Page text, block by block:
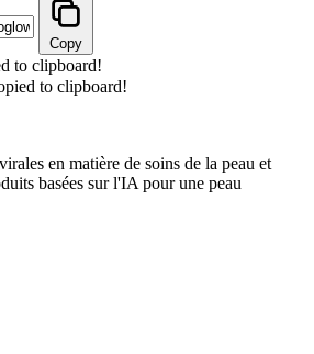
Copy
to clipboard!
to clipboard!
en matière de soins de la peau et
basées sur l'IA pour une peau